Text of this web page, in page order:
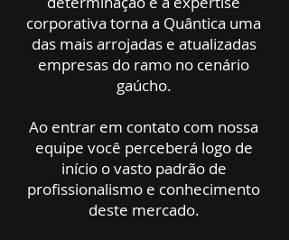
corporativa torna a Quântica uma
das mais arrojadas e atualizadas
empresas do ramo no cenário
gaúcho.
Ao entrar em contato com nossa
equipe você perceberá logo de
início o vasto padrão de
profissionalismo e conhecimento
deste mercado.